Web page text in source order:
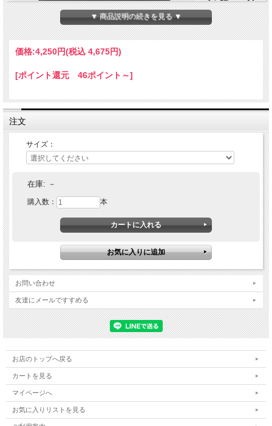
▼ 商品説明の続きを見る ▼
価格:4,250円(税込 4,675円)
[ポイント還元 46ポイント～]
注文
サイズ：
在庫: －
購入数： 本
お問い合わせ
友達にメールですすめる
お店のトップへ戻る
カートを見る
マイページへ
お気に入りリストを見る